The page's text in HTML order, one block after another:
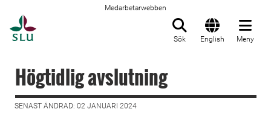
Medarbetarwebben
Sök English Meny
Högtidlig avslutning
SENAST ÄNDRAD: 02 JANUARI 2024